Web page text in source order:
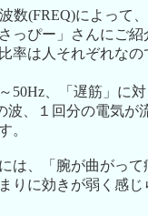
数(FREQ)によって
っぴー」さんにご
率は人それぞれな
50Hz、「遅筋」に
波、１回分の電気が
。
は、「腕が曲がっ
りに効きが弱く感